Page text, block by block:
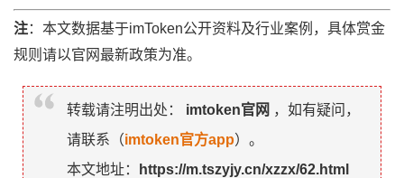
注：本文数据基于imToken公开资料及行业案例，具体赏金
规则请以官网最新政策为准。
转载请注明出处： imtoken官网 ，如有疑问，
请联系（imtoken官方app）。
本文地址：
https://m.tszyjy.cn/xzzx/62.html